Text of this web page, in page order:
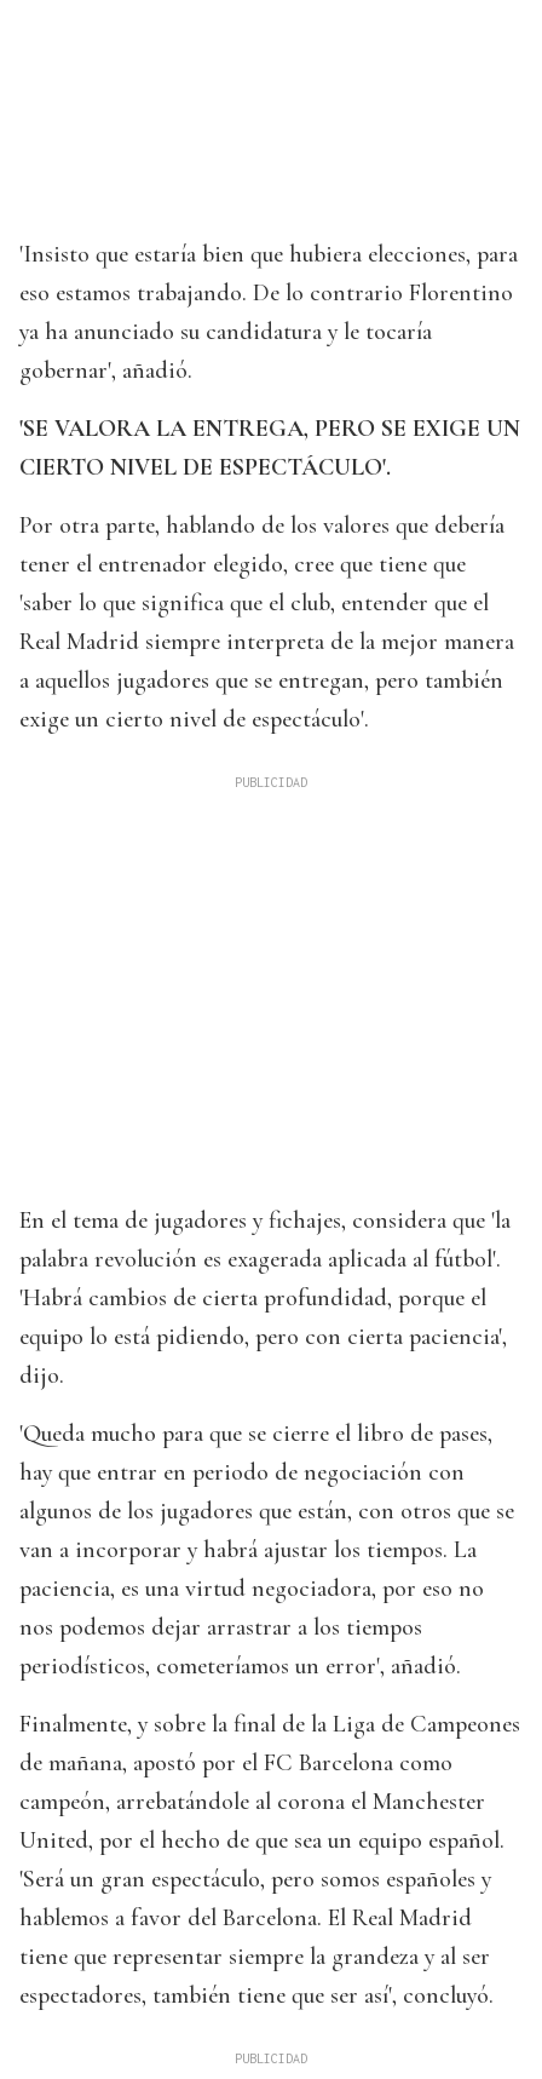
'Insisto que estaría bien que hubiera elecciones, para
eso estamos trabajando. De lo contrario Florentino
ya ha anunciado su candidatura y le tocaría
gobernar', añadió.
'SE VALORA LA ENTREGA, PERO SE EXIGE UN
CIERTO NIVEL DE ESPECTÁCULO'.
Por otra parte, hablando de los valores que debería
tener el entrenador elegido, cree que tiene que
'saber lo que significa que el club, entender que el
Real Madrid siempre interpreta de la mejor manera
a aquellos jugadores que se entregan, pero también
exige un cierto nivel de espectáculo'.
En el tema de jugadores y fichajes, considera que 'la
palabra revolución es exagerada aplicada al fútbol'.
'Habrá cambios de cierta profundidad, porque el
equipo lo está pidiendo, pero con cierta paciencia',
dijo.
'Queda mucho para que se cierre el libro de pases,
hay que entrar en periodo de negociación con
algunos de los jugadores que están, con otros que se
van a incorporar y habrá ajustar los tiempos. La
paciencia, es una virtud negociadora, por eso no
nos podemos dejar arrastrar a los tiempos
periodísticos, cometeríamos un error', añadió.
Finalmente, y sobre la final de la Liga de Campeones
de mañana, apostó por el FC Barcelona como
campeón, arrebatándole al corona el Manchester
United, por el hecho de que sea un equipo español.
'Será un gran espectáculo, pero somos españoles y
hablemos a favor del Barcelona. El Real Madrid
tiene que representar siempre la grandeza y al ser
espectadores, también tiene que ser así', concluyó.